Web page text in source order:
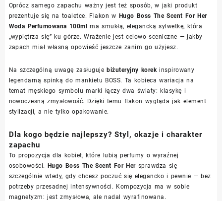
Oprócz samego zapachu ważny jest też sposób, w jaki produkt
prezentuje się na toaletce. Flakon w Hugo Boss The Scent For Her
Woda Perfumowana 100ml ma smukłą, elegancką sylwetkę, która
„wypiętrza się” ku górze. Wrażenie jest celowo sceniczne — jakby
zapach miał własną opowieść jeszcze zanim go użyjesz.
Na szczególną uwagę zasługujebiżuteryjny korek inspirowany
legendarną spinką do mankietu BOSS. Ta kobieca wariacja na
temat męskiego symbolu marki łączy dwa światy: klasykę i
nowoczesną zmysłowość. Dzięki temu flakon wygląda jak element
stylizacji, a nie tylko opakowanie.
Dla kogo będzie najlepszy? Styl, okazje i charakter
zapachu
To propozycja dla kobiet, które lubią perfumy o wyraźnej
osobowości. Hugo Boss The Scent For Hersprawdza się
szczególnie wtedy, gdy chcesz poczuć się elegancko i pewnie — bez
potrzeby przesadnej intensywności. Kompozycja ma w sobie
magnetyzm: jest zmysłowa, ale nadal wyrafinowana.